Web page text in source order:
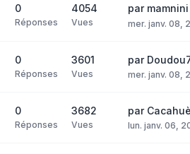
0
Réponses
4054
Vues
par mamnini
mer. janv. 08,
0
Réponses
3601
Vues
par
mer. janv. 08,
0
Réponses
3682
Vues
par
lun. janv. 06,